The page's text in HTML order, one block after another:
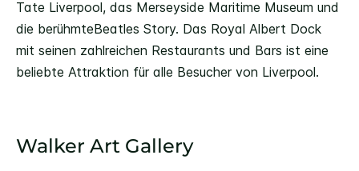
Tate Liverpool, das Merseyside Maritime Museum und
die berühmteBeatles Story. Das Royal Albert Dock
mit seinen zahlreichen Restaurants und Bars ist eine
beliebte Attraktion für alle Besucher von Liverpool.
Walker Art Gallery